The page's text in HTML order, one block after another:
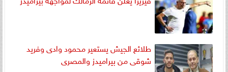
طلائع الجيش يستعير محمود وادى وفريد
شوقى من بيراميدز والمصرى